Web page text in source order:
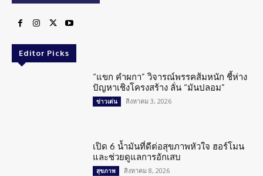
Editor Picks
“แขก คำผกา” วิจารณ์พรรคส้มหนัก ชี้ห่าง
ปัญหาเชิงโครงสร้าง ลั่น “มันปลอม”
ข่าวเด่น สิงหาคม 3, 2026
เปิด 6 น้ำมันที่ดีต่อสุขภาพหัวใจ ฮอร์โมน
และช่วยดูแลการอักเสบ
สุขภาพ สิงหาคม 8, 2026